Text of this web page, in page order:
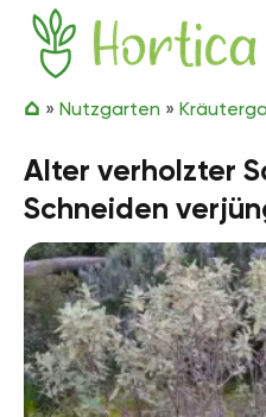
Zum Inhalt springen
Hortica
» Nutzgarten »
Alter verholzter
Schneiden